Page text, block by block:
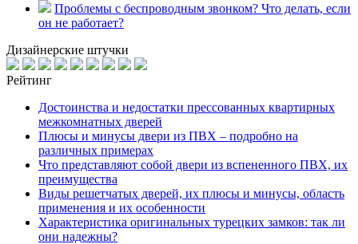
Проблемы с беспроводным звонком? Что делать, если
он не работает?
Дизайнерские штучки
Рейтинг
Достоинства и недостатки прессованных квартирных
межкомнатных дверей
Плюсы и минусы двери из ПВХ – подробно на
различных примерах
Что представляют собой двери из вспененного ПВХ, их
преимущества
Виды решетчатых дверей, их плюсы и минусы, область
применения и их особенности
Характеристика оригинальных турецких замков: так ли
они надежны?